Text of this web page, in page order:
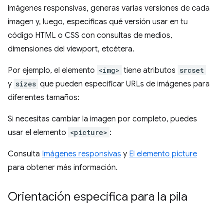
imágenes responsivas, generas varias versiones de cada
imagen y, luego, especificas qué versión usar en tu
código HTML o CSS con consultas de medios,
dimensiones del viewport, etcétera.
Por ejemplo, el elemento <img> tiene atributos srcset
y sizes que pueden especificar URLs de imágenes para
diferentes tamaños:
Si necesitas cambiar la imagen por completo, puedes
usar el elemento <picture> :
Consulta Imágenes responsivas y El elemento picture
para obtener más información.
Orientación específica para la pila